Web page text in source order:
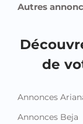
Autres
de
Annonces
Annonces Beja